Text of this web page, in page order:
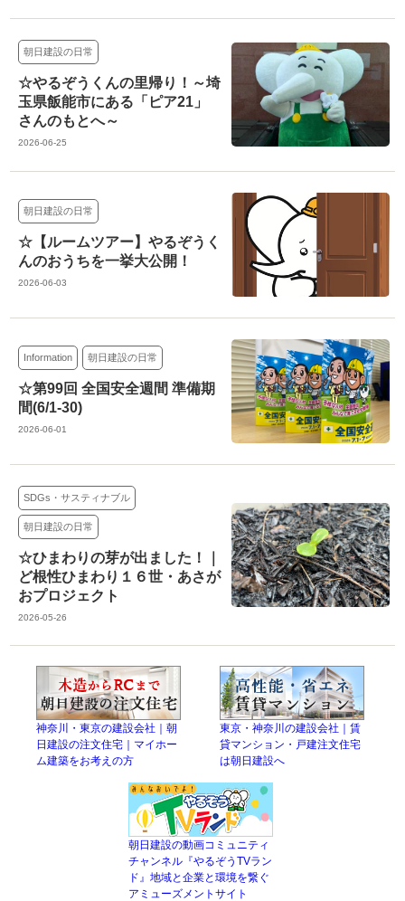
朝日建設の日常
☆やるぞうくんの里帰り！～埼
玉県飯能市にある「ピア21」
さんのもとへ～
2026-06-25
朝日建設の日常
☆【ルームツアー】やるぞうく
んのおうちを一挙大公開！
2026-06-03
Information 朝日建設の日常
☆第99回 全国安全週間 準備期
間(6/1-30)
2026-06-01
SDGs・サスティナブル
朝日建設の日常
☆ひまわりの芽が出ました！｜
ど根性ひまわり１６世・あさが
おプロジェクト
2026-05-26
神奈川・東京の建設会社｜朝
日建設の注文住宅｜マイホー
ム建築をお考えの方
東京・神奈川の建設会社｜賃
貸マンション・戸建注文住宅
は朝日建設へ
朝日建設の動画コミュニティ
チャンネル『やるぞうTVラン
ド』地域と企業と環境を繋ぐ
アミューズメントサイト